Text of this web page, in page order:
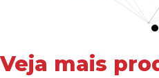
Veja mais